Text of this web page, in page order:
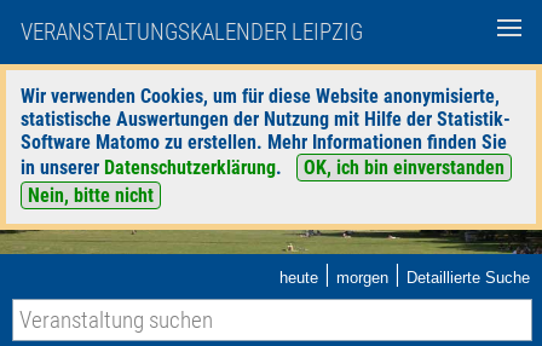
VERANSTALTUNGSKALENDER LEIPZIG
Wir verwenden Cookies, um für diese Website anonymisierte,
statistische Auswertungen der Nutzung mit Hilfe der Statistik-
Software Matomo zu erstellen. Mehr Informationen finden Sie
in unserer Datenschutzerklärung.
OK, ich bin einverstanden
Nein, bitte nicht
heute | morgen | Detaillierte Suche